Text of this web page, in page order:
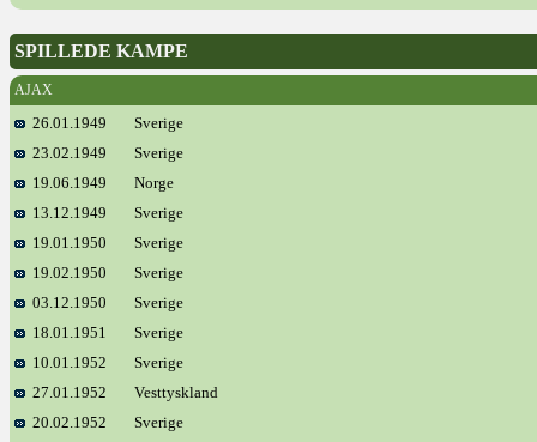
SPILLEDE KAMPE
AJAX
26.01.1949
Sverige
23.02.1949
Sverige
19.06.1949
Norge
13.12.1949
Sverige
19.01.1950
Sverige
19.02.1950
Sverige
03.12.1950
Sverige
18.01.1951
Sverige
10.01.1952
Sverige
27.01.1952
Vesttyskland
20.02.1952
Sverige